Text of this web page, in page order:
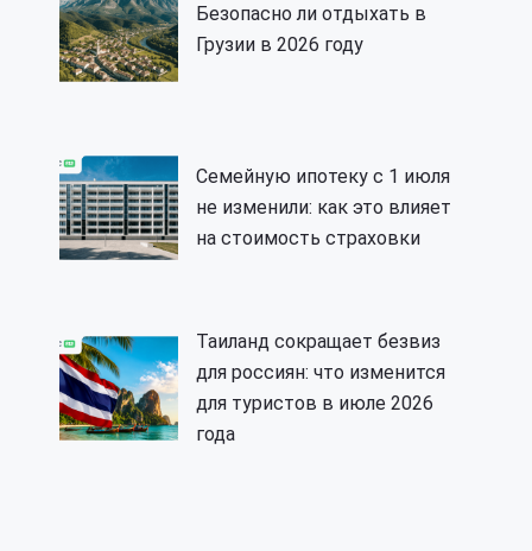
Безопасно ли отдыхать в
Грузии в 2026 году
Семейную ипотеку с 1 июля
не изменили: как это влияет
на стоимость страховки
Таиланд сокращает безвиз
для россиян: что изменится
для туристов в июле 2026
года